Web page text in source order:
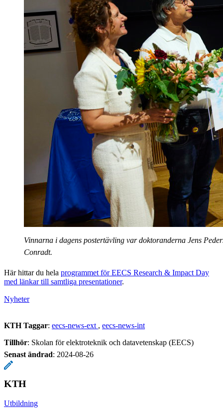
Vinnarna i dagens postertävling var doktoranderna Jens
Conradt.
Här hittar du hela programmet för EECS Research & Impact Day
med länkar till samtliga presentationer.
Nyheter
KTH Taggar: eecs-news-ext
eecs-news-int
Tillhör: Skolan för elektroteknik och datavetenskap (EECS)
Senast ändrad: 2024-08-26
KTH
Utbildning